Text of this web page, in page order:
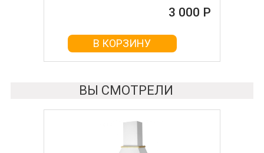
3 000 Р
В КОРЗИНУ
3 100 Р
В КОРЗИНУ
ВЫ СМОТРЕЛИ